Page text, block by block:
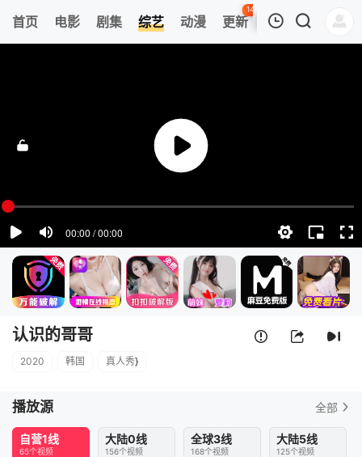
首页 电影 剧集 综艺 动漫 更新
143
热榜 APP
清空
认识的哥哥
2020 韩国 真人秀}
播放源 全部
自营1线
65个视频
大陆0线
156个视频
全球3线
168个视频
大陆5线
125个视频